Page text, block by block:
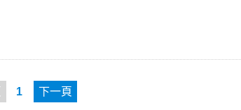
1 下一頁